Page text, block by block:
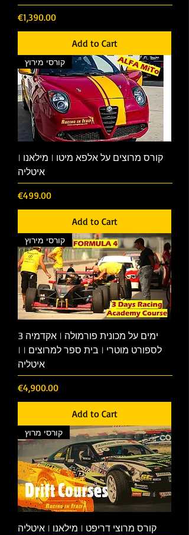
Price
€1,390.00
Add to Cart
קורסי מירוץ
קורס מרוצים על אלפא מיטו | מילאנו |
איטליה
Price
€499.00
Add to Cart
קורסי מירוץ
3 ימים על מכונית פורמולה | אקדמיה
לספורט מוטרי | בית ספר למרוצים | |
איטליה
Price
€4,900.00
Add to Cart
קורסי מרוץ
קורס מרוצי דריפט | מילאנו | איטליה